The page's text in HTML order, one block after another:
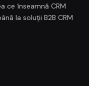
ce înseamnă CRM
la soluții B2B CRM